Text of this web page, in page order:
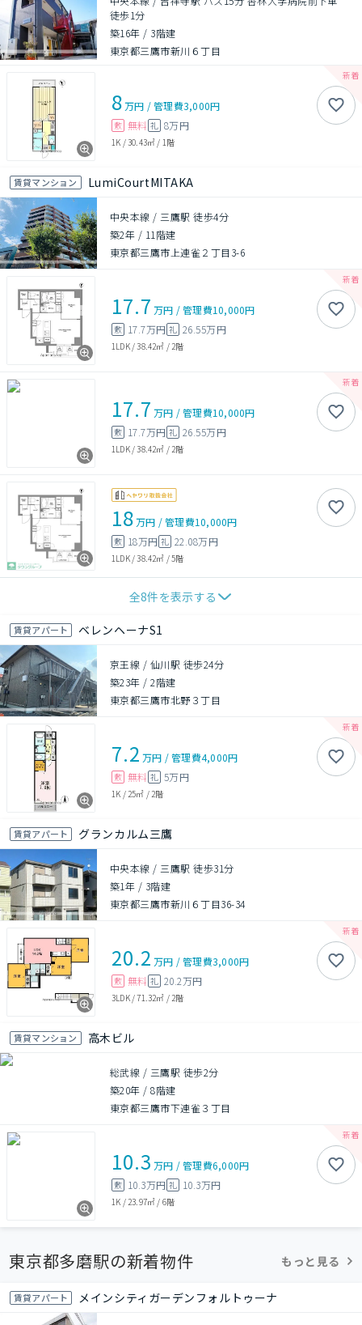
徒歩1分
築16年 / 3階建
東京都三鷹市新川６丁目
8万円 /管理費3,000円
敷 無料 礼 8万円
1K /30.43㎡ / 1階
賃貸マンション LumiCourtMITAKA
中央本線 / 三鷹駅 徒歩4分
築2年 / 11階建
東京都三鷹市上連雀２丁目3-6
17.7 万円 /管理費10,000円
敷 17.7万円 礼 26.55万円
1LDK/38.42㎡ / 2階
17.7 万円 /管理費10,000円
敷 17.7万円 礼 26.55万円
1LDK/38.42㎡ / 2階
18万円 /管理費10,000円
敷 18万円 礼 22.08万円
1LDK/38.42㎡ /5階
全8件を表示する
賃貸アパート ベレンヘーナS1
京王線 / 仙川駅 徒歩24分
築23年 /2階建
東京都三鷹市北野３丁目
7.2 万円 /管理費4,000円
敷 無料 礼 5万円
1K / 25㎡ / 2階
賃貸アパート グランカルム三鷹
中央本線 / 三鷹駅 徒歩31分
築1年 / 3階建
東京都三鷹市新川６丁目36-34
20.2 万円 /管理費3,000円
敷 無料 礼 20.2万円
3LDK/71.32㎡ / 2階
賃貸マンション 高木ビル
総武線 / 三鷹駅 徒歩2分
築20年 /8階建
東京都三鷹市下連雀３丁目
10.3 万円 /管理費6,000円
敷 10.3万円 礼 10.3万円
1K / 23.97㎡ / 6階
東京都多磨駅の新着物件 もっと見る
賃貸アパート メインシティガーデンフォルトゥーナ